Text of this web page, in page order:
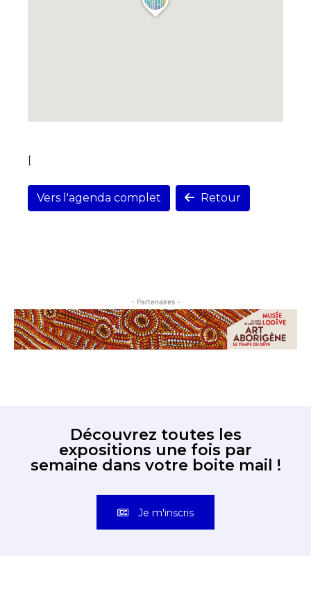
[
Vers l'agenda complet Retour
- Partenaires -
Découvrez toutes les
expositions une fois par
semaine dans votre boite mail !
Je m'inscris